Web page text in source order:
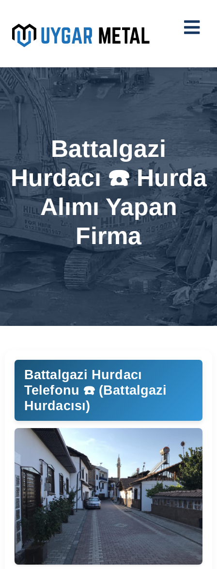
Battalgazi
Hurdacı ☎️ Hurda
Alımı Yapan
Firma
Battalgazi Hurdacı
Telefonu ☎️ (Battalgazi
Hurdacısı)